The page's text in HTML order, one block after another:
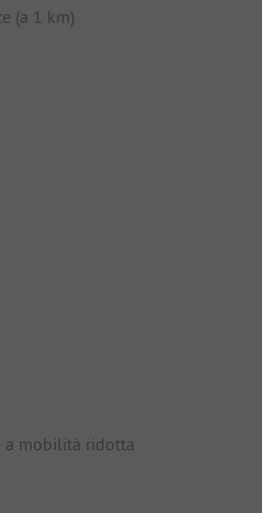
(a 1 km)
a mobilità ridotta